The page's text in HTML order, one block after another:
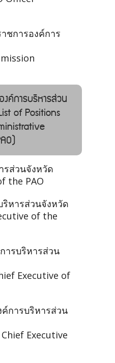
ชการองค์การ
งค์การบริหารส่วน
of Positions
รส่วนจังหวัด
the PAO
ริหารส่วนจังหวัด
of the
ารบริหารส่วน
Executive of
การบริหารส่วน
Executive